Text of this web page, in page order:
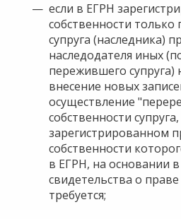
если в ЕГРН
собственности
супруга (наследника)
наследодателя иных
пережившего супруга)
внесение новых
осуществление
собственности
зарегистрированном
собственности
в ЕГРН, на основании
свидетельства о
требуется;